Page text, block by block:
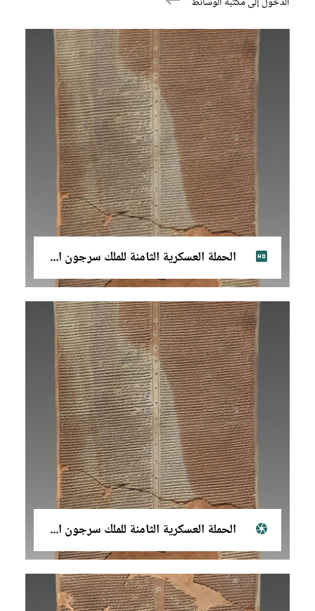
الحملة العسكرية الثامنة للملك سرجون الثاني (تكبير)
الحملة العسكرية الثامنة للملك سرجون الثاني